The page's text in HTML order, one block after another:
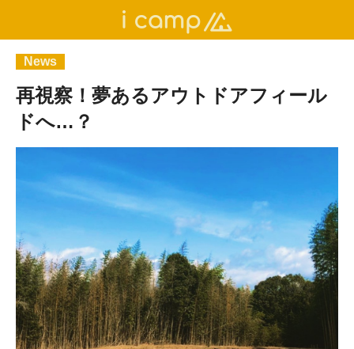
News
再視察！夢あるアウトドアフィール
ドへ…？